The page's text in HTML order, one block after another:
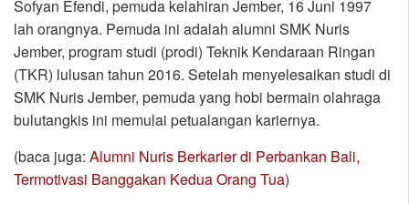
Sofyan Efendi, pemuda kelahiran Jember, 16 Juni 1997
lah orangnya. Pemuda ini adalah alumni SMK Nuris
Jember, program studi (prodi) Teknik Kendaraan Ringan
(TKR) lulusan tahun 2016. Setelah menyelesaikan studi di
SMK Nuris Jember, pemuda yang hobi bermain olahraga
bulutangkis ini memulai petualangan kariernya.
(baca juga: Alumni Nuris Berkarier di Perbankan Bali,
Termotivasi Banggakan Kedua Orang Tua)